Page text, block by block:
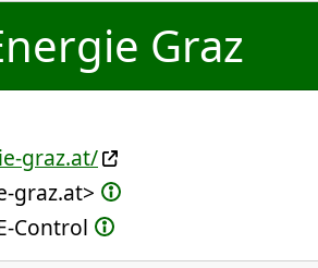
Graz
graz.at/
graz.at>
Control